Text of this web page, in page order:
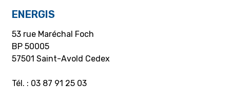
ENERGIS
53 rue Maréchal Foch
BP 50005
57501 Saint-Avold Cedex
Tél. : 03 87 91 25 03